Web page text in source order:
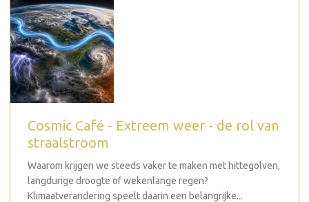
Cosmic Café - Extreem weer - de rol van
straalstroom
Waarom krijgen we steeds vaker te maken met hittegolven,
langdurige droogte of wekenlange regen?
Klimaatverandering speelt daarin een belangrijke...